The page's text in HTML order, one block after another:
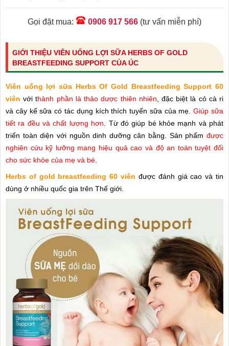
Gọi đặt mua: 0906 917 566 (tư vấn miễn phí)
GIỚI THIỆU VIÊN UỐNG LỢI SỮA HERBS OF GOLD
BREASTFEEDING SUPPORT CỦA ÚC
Viên uống lợi sữa Herbs Of Gold Breastfeeding Support 60
viên với thành phần là thảo dược thiên nhiên , đặc biệt là cỏ cà ri
và cây kế sữa có tác dụng kích thích tuyến sữa của mẹ.Giúp sữa
tiết ra đều và chất lượng hơn . Từ đó giúp bé khỏe mạnh và phát
triển toàn diện với nguồn dinh dưỡng cân bằng. Sản phẩm được
nghiên cứu kỹ lưỡng mang hiệu quả cao và độ an toàn tuyệt đối
cho sức khỏe của mẹ và bé
Herbs of gold breastfeeding 60 viên được đánh giá cao và tin
dùng ở nhiều quốc gia trên Thế giới.